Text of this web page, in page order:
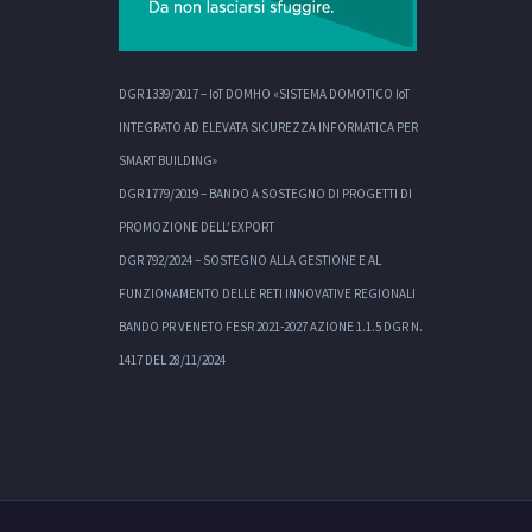
DGR 1339/2017 – IoT DOMHO «SISTEMA DOMOTICO IoT
INTEGRATO AD ELEVATA SICUREZZA INFORMATICA PER
SMART BUILDING»
DGR 1779/2019 – BANDO A SOSTEGNO DI PROGETTI DI
PROMOZIONE DELL’EXPORT
DGR 792/2024 – SOSTEGNO ALLA GESTIONE E AL
FUNZIONAMENTO DELLE RETI INNOVATIVE REGIONALI
BANDO PR VENETO FESR 2021-2027 AZIONE 1.1.5 DGR N.
1417 DEL 28/11/2024